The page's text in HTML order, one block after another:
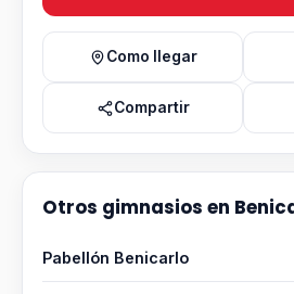
Como llegar
Compartir
Otros gimnasios en
Pabellón Benicarlo